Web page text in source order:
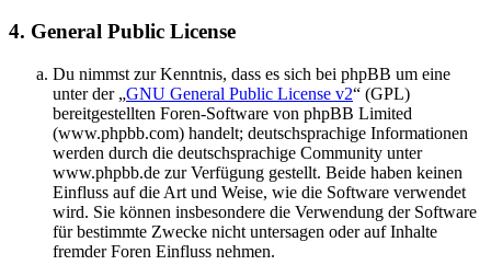
4. General Public License
Du nimmst zur Kenntnis, dass es sich bei phpBB um eine
unter der „GNU General Public License v2“ (GPL)
bereitgestellten Foren-Software von phpBB Limited
(www.phpbb.com) handelt; deutschsprachige Informationen
werden durch die deutschsprachige Community unter
www.phpbb.de zur Verfügung gestellt. Beide haben keinen
Einfluss auf die Art und Weise, wie die Software verwendet
wird. Sie können insbesondere die Verwendung der Software
für bestimmte Zwecke nicht untersagen oder auf Inhalte
fremder Foren Einfluss nehmen.